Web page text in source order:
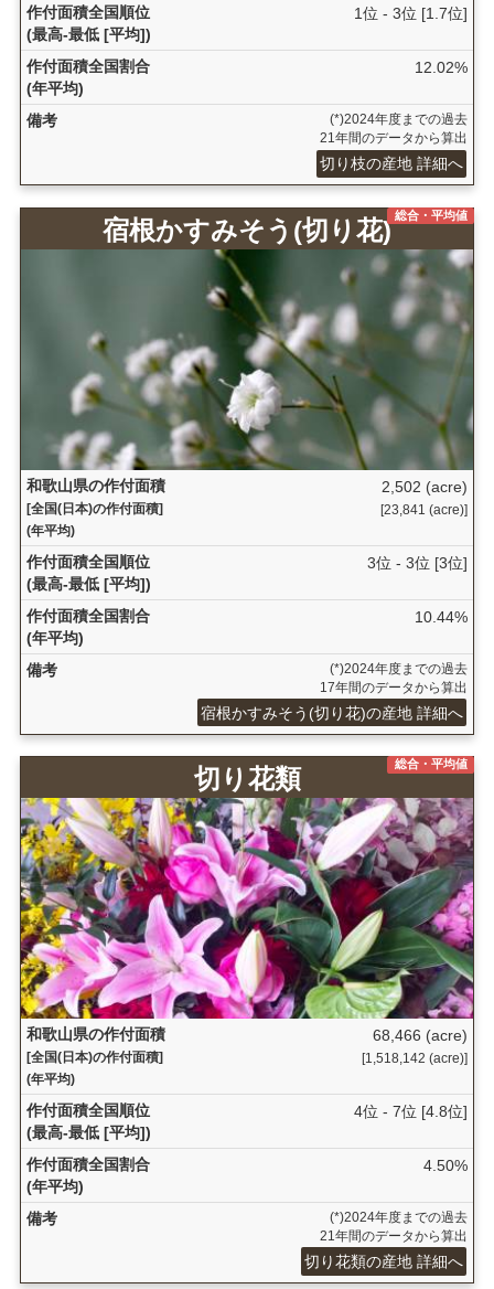
作付面積全国順位
(最高-最低 [平均])
1位 - 3位 [1.7位]
作付面積全国割合
(年平均)
12.02%
備考
(*)2024年度までの過去
21年間のデータから算出
切り枝の産地 詳細へ
総合・平均値
宿根かすみそう(切り花)
和歌山県の作付面積
[全国(日本)の作付面積]
(年平均)
2,502 (acre)
[23,841 (acre)]
作付面積全国順位
(最高-最低 [平均])
3位 - 3位 [3位]
作付面積全国割合
(年平均)
10.44%
備考
(*)2024年度までの過去
17年間のデータから算出
宿根かすみそう(切り花)の産地 詳細へ
総合・平均値
切り花類
和歌山県の作付面積
[全国(日本)の作付面積]
(年平均)
68,466 (acre)
[1,518,142 (acre)]
作付面積全国順位
(最高-最低 [平均])
4位 - 7位 [4.8位]
作付面積全国割合
(年平均)
4.50%
備考
(*)2024年度までの過去
21年間のデータから算出
切り花類の産地 詳細へ